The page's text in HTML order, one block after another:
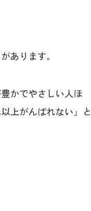
あります。
かでやさしい人ほ
上がんばれない」と